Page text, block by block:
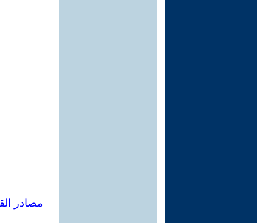
مصادر